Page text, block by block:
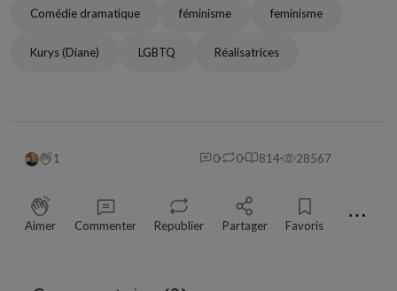
Comédie dramatique féminisme feminisme
Kurys (Diane) LGBTQ Réalisatrices
1 0 0 814 28567
Aimer Commenter Republier Partager Favoris ⋯